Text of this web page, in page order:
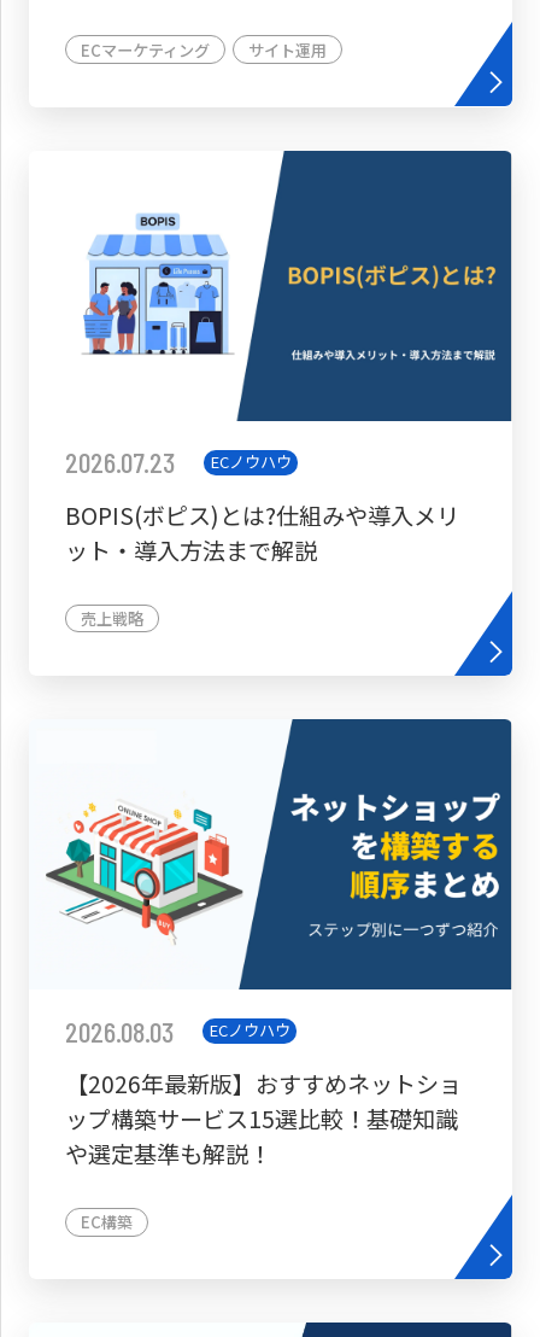
ECマーケティング サイト運用
2026.07.23 ECノウハウ
BOPIS(ボピス)とは?仕組みや導入メリ
ット・導入方法まで解説
売上戦略
2026.08.03 ECノウハウ
【2026年最新版】おすすめネットショ
ップ構築サービス15選比較！基礎知識
や選定基準も解説！
EC構築